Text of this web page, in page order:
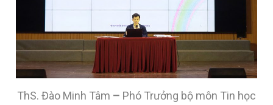
ThS. Đào Minh Tâm – Phó Trưởng bộ môn Tin học